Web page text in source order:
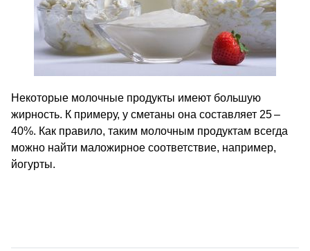
Некоторые молочные продукты имеют большую
жирность. К примеру, у сметаны она составляет 25 –
40%. Как правило, таким молочным продуктам всегда
можно найти маложирное соответствие, например,
йогурты.